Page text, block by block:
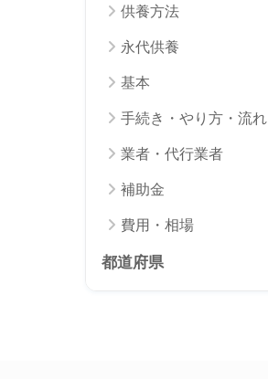
供養方法
永代供養
基本
手続き・やり方・流れ
業者・代行業者
補助金
費用・相場
都道府県